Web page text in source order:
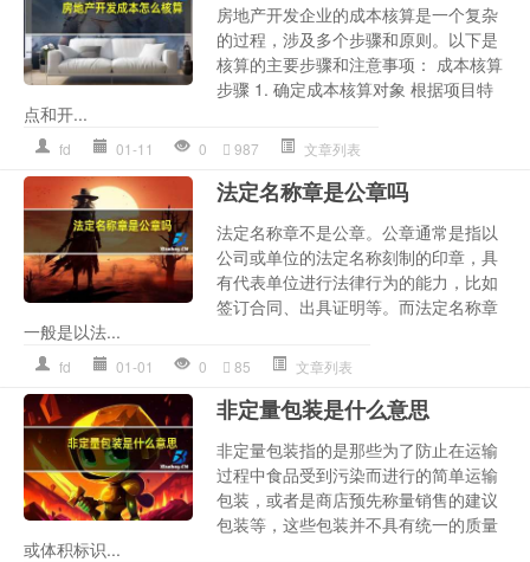
房地产开发企业的成本核算是一个复杂
的过程，涉及多个步骤和原则。以下是
核算的主要步骤和注意事项： 成本核算
步骤 1. 确定成本核算对象 根据项目特
点和开...
fd 01-11 0 987 文章列表
法定名称章是公章吗
法定名称章不是公章。公章通常是指以
公司或单位的法定名称刻制的印章，具
有代表单位进行法律行为的能力，比如
签订合同、出具证明等。而法定名称章
一般是以法...
fd 01-01 0 85 文章列表
非定量包装是什么意思
非定量包装指的是那些为了防止在运输
过程中食品受到污染而进行的简单运输
包装，或者是商店预先称量销售的建议
包装等，这些包装并不具有统一的质量
或体积标识...